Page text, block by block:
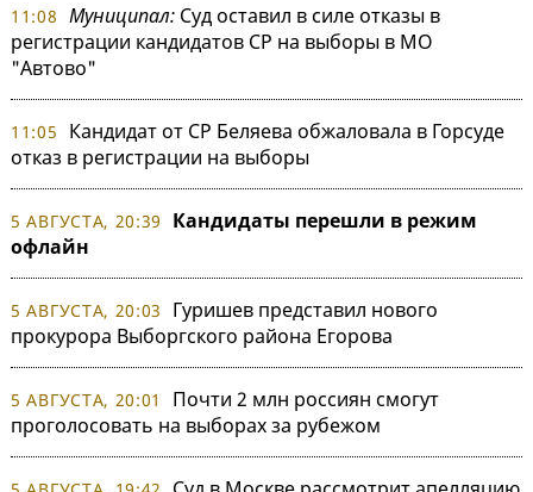
11:08 Муниципал:Суд оставил в силе отказы в
регистрации кандидатов СР на выборы в МО
"Автово"
11:05
Кандидат от СР Беляева обжаловала в Горсуде
отказ в регистрации на выборы
5 АВГУСТА, 20:39
Кандидаты перешли в режим
офлайн
5 АВГУСТА, 20:03
Гуришев представил нового
прокурора Выборгского района Егорова
5 АВГУСТА, 20:01
Почти 2 млн россиян смогут
проголосовать на выборах за рубежом